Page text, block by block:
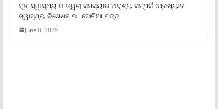
ମୁଖ ସ୍ୱାସ୍ଥ୍ୟ ଓ ତ୍ୱଚା ସମସ୍ୟାର ଅଦୃଶ୍ୟ ସମ୍ପର୍କ :ପ୍ରଖ୍ୟାତ
ସ୍ୱାସ୍ଥ୍ୟ ବିଶେଷଜ୍ଞ ଡା. ସୋନିଆ ଦତ୍ତ
June 8, 2026